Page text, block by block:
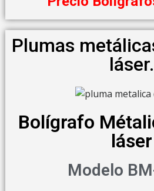
Plumas
láser.
Bolígrafo
láser
Modelo